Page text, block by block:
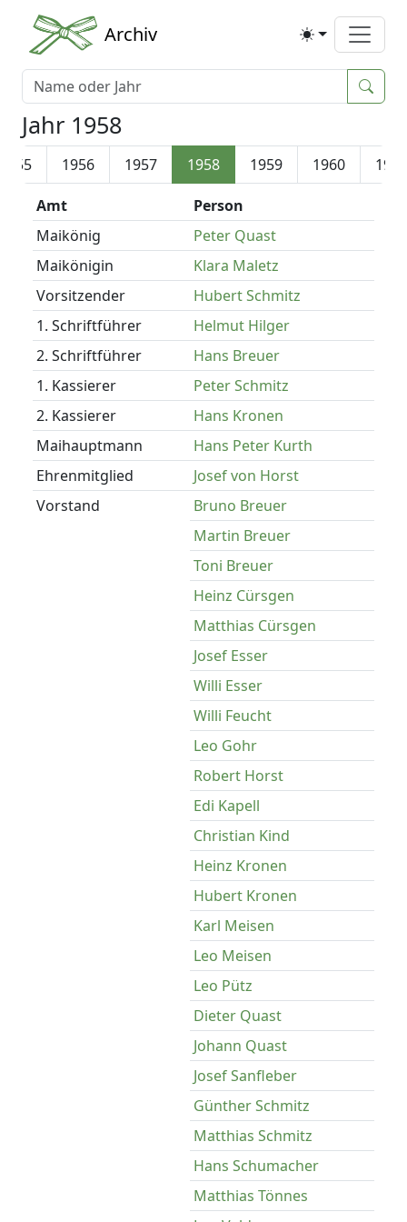
Archiv
Jahr 1958
1955 1956 1957 1958 1959 1960 1961
Amt
Person
Maikönig
Peter Quast
Maikönigin
Klara Maletz
Vorsitzender
Hubert Schmitz
1. Schriftführer
Helmut Hilger
2. Schriftführer
Hans Breuer
1. Kassierer
Peter Schmitz
2. Kassierer
Hans Kronen
Maihauptmann
Hans Peter Kurth
Ehrenmitglied
Josef von Horst
Vorstand
Bruno Breuer
Martin Breuer
Toni Breuer
Heinz Cürsgen
Matthias Cürsgen
Josef Esser
Willi Esser
Willi Feucht
Leo Gohr
Robert Horst
Edi Kapell
Christian Kind
Heinz Kronen
Hubert Kronen
Karl Meisen
Leo Meisen
Leo Pütz
Dieter Quast
Johann Quast
Josef Sanfleber
Günther Schmitz
Matthias Schmitz
Hans Schumacher
Matthias Tönnes